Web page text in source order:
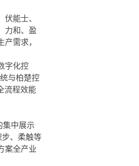
能士、
力和、盈
需求，
字化控
与柏楚控
流程效能
中展示
、柔触等
案全产业